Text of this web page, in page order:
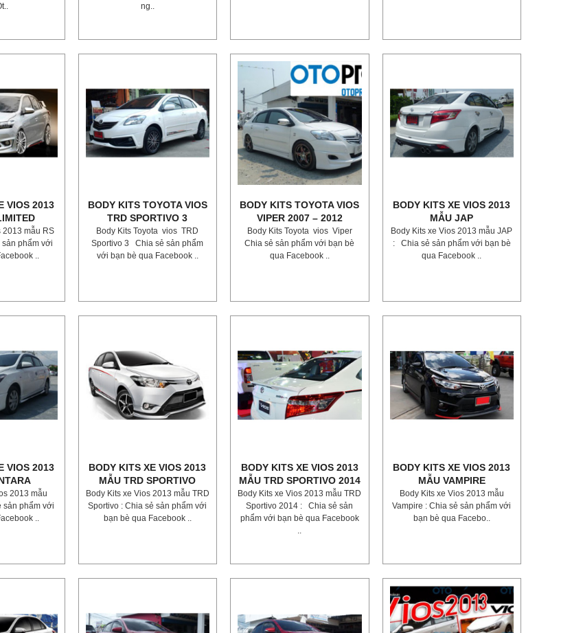
ng..
VIOS 2013
2013 mẫu RS
sản phẩm với
..
BODY KITS TOYOTA VIOS
TRD SPORTIVO 3
Body Kits Toyota vios TRD
Sportivo 3 Chia sẻ sản phẩm
với bạn bè qua Facebook ..
BODY KITS TOYOTA VIOS
VIPER 2007 – 2012
Body Kits Toyota vios Viper
Chia sẻ sản phẩm với bạn bè
qua Facebook ..
BODY KITS XE VIOS 2013
MẪU JAP
Body Kits xe Vios 2013 mẫu JAP
: Chia sẻ sản phẩm với bạn bè
qua Facebook ..
VIOS 2013
2013 mẫu
sản phẩm với
..
BODY KITS XE VIOS 2013
MẪU TRD SPORTIVO
Body Kits xe Vios 2013 mẫu TRD
Sportivo : Chia sẻ sản phẩm với
bạn bè qua Facebook ..
BODY KITS XE VIOS 2013
MẪU TRD SPORTIVO 2014
Body Kits xe Vios 2013 mẫu TRD
Sportivo 2014 : Chia sẻ sản
phẩm với bạn bè qua Facebook
BODY KITS XE VIOS 2013
MẪU VAMPIRE
Body Kits xe Vios 2013 mẫu
Vampire : Chia sẻ sản phẩm với
bạn bè qua Facebo..